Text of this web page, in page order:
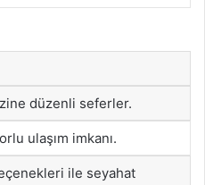
düzenli seferler.
ulaşım imkanı.
ile seyahat